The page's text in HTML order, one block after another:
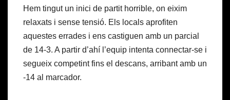
Hem tingut un inici de partit horrible, on eixim
relaxats i sense tensió. Els locals aprofiten
aquestes errades i ens castiguen amb un parcial
de 14-3. A partir d’ahí l’equip intenta connectar-se i
segueix competint fins el descans, arribant amb un
-14 al marcador.